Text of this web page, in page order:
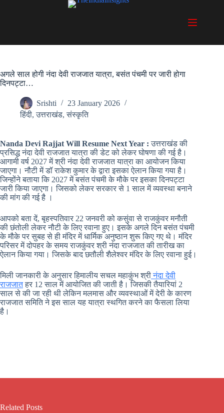
अगले साल होगी नंदा देवी राजजात यात्रा, बसंत पंचमी पर जारी होगा
दिनपट्टा…
Srishti
23 January 2026
हिंदी,उत्तराखंड,संस्कृति
Nanda Devi Rajjat Will Resume Next Year : उत्तराखंड की
प्रसिद्ध नंदा देवी राजजात यात्रा की डेट को लेकर घोषणा की गई है।
आगामी वर्ष 2027 में श्री नंदा देवी राजजात यात्रा का आयोजन किया
जाएगा। नौटी में डॉ राकेश कुमार के द्वारा इसका ऐलान किया गया है।
जिन्होंने बताया कि 2027 में बसंत पंचमी के मौके पर इसका दिनपट्टा
जारी किया जाएगा। जिसको लेकर सरकार से 1 साल में व्यवस्था बनाने
की मांग की गई है ।
आपको बता दें, बृहस्पतिवार 22 जनवरी को कसुंवा से राजकुंवर मनौती
की छंतोली लेकर नौटी के लिए रवाना हुए। इसके अगले दिन बसंत पंचमी
के मौके पर सुबह से ही मंदिर में धार्मिक अनुष्ठान शुरू किए गए थे। मंदिर
परिसर में दोपहर के समय राजकुंवर श्री नंदा राजजात की तारीख का
ऐलान किया गया। जिसके बाद छतौली शैलेश्वर मंदिर के लिए रवाना हुई।
मिली जानकारी के अनुसार हिमालीय सचल महाकुंभ श्रीनंदा देवी
राजजातहर 12 साल में आयोजित की जाती है। जिसकी तैयारियां 2
साल से की जा रही थी लेकिन मलमास और व्यवस्थाओं में देरी के कारण
राजजात समिति ने इस साल यह यात्रा स्थगित करने का फैसला लिया
है।
Related Posts